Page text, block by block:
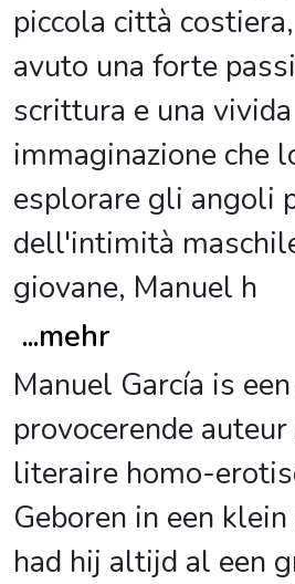
piccola città
avuto una forte
scrittura e una vivida
immaginazione che
esplorare gli angoli
dell'intimità
giovane, Manuel h
...mehr
Manuel García is
provocerende
literaire homo-
Geboren in een
had hij altijd al een